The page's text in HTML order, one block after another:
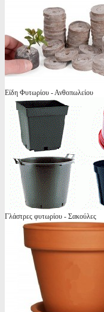
Είδη Φυτωρίου - Ανθοπωλείου
Γλάστρες φυτωρίου - Σακούλες